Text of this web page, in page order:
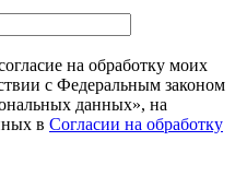
на обработку моих
с Федеральным законом
данных», на
в Согласии на обработку